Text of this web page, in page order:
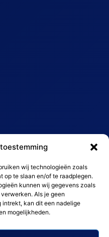
wij technologieën zoals
op te slaan en/of te raadplegen.
kunnen wij gegevens zoals
Als je geen
kan dit een nadelige
mogelijkheden.